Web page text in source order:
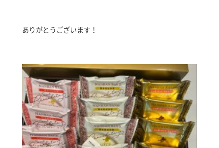
ありがとうございます！